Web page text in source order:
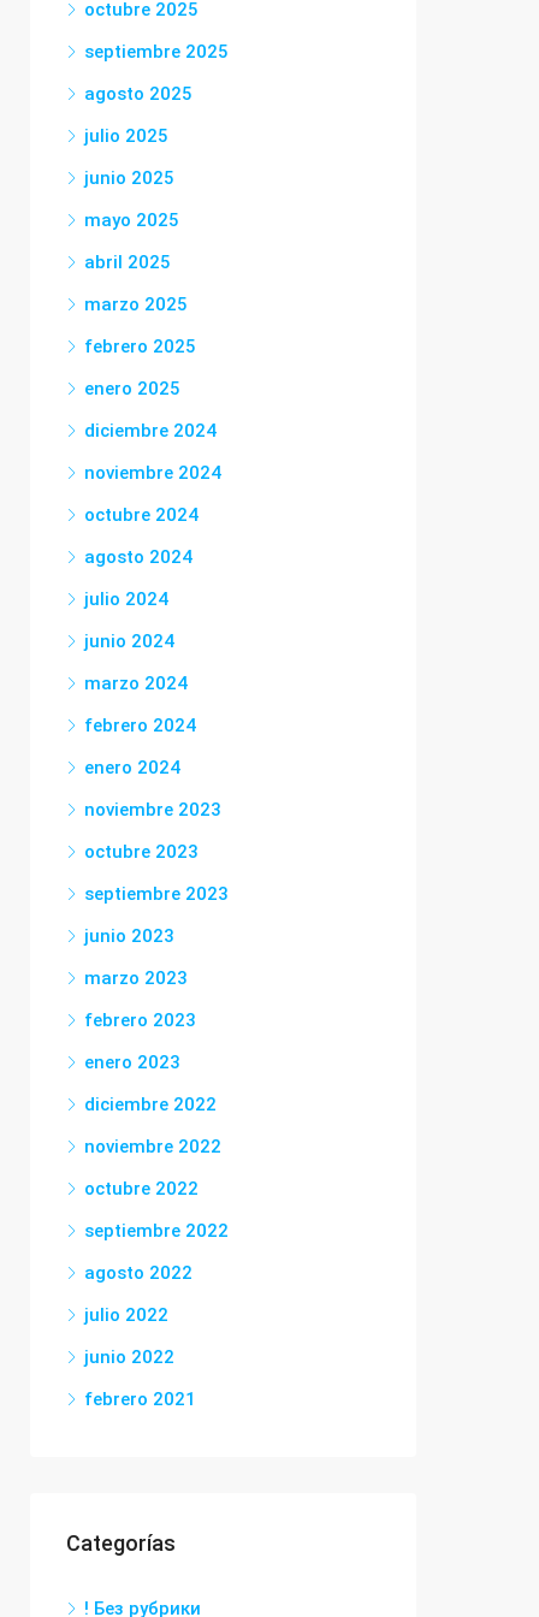
octubre 2025
septiembre 2025
agosto 2025
julio 2025
junio 2025
mayo 2025
abril 2025
marzo 2025
febrero 2025
enero 2025
diciembre 2024
noviembre 2024
octubre 2024
agosto 2024
julio 2024
junio 2024
marzo 2024
febrero 2024
enero 2024
noviembre 2023
octubre 2023
septiembre 2023
junio 2023
marzo 2023
febrero 2023
enero 2023
diciembre 2022
noviembre 2022
octubre 2022
septiembre 2022
agosto 2022
julio 2022
junio 2022
febrero 2021
Categorías
! Без рубрики